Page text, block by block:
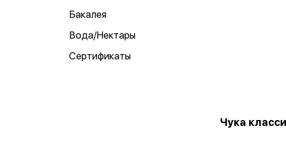
Бакалея
Вода/Нектары
Сертификаты
Чука